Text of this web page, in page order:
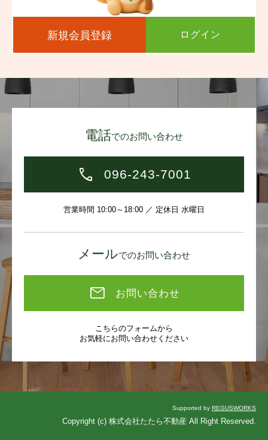
新規会員登録 ログイン
電話でのお問い合わせ
096-243-7001
営業時間 10:00～18:00 ／ 定休日 水曜日
メールでのお問い合わせ
お問い合わせ
こちらのフォームから
お気軽にお問い合わせください
Supported by REGUSWORKS
Copyright (c) 株式会社たたら不動産 All Right Reserved.